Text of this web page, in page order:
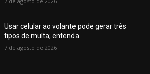
Usar celular ao volante pode gerar três
tipos de multa; entenda
7 de agosto de 2026